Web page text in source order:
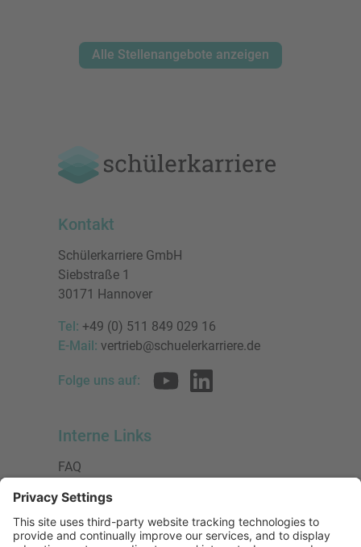
Alle Stellenangebote anzeigen
Kontakt
Schülerkarriere GmbH
Siebstraße 1
30171 Hannover
Tel: +49 (0) 511 849 029 16
E-Mail: vertrieb@schuelerkarriere.de
Folge uns auf:
Interne Links
FAQ
Datenschutzerklärung
Impressum